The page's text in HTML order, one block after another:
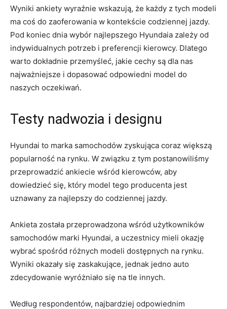
Wyniki ankiety ‍wyraźnie wskazują, że każdy z tych modeli
ma coś do zaoferowania w kontekście codziennej jazdy.
Pod koniec dnia wybór najlepszego Hyundaia zależy od
⁣indywidualnych potrzeb i preferencji kierowcy. Dlatego
warto dokładnie przemyśleć,⁣ jakie⁣ cechy są dla⁤ nas
najważniejsze i dopasować odpowiedni model‌ do
naszych oczekiwań.
Testy ⁢nadwozia ⁤i designu
Hyundai to marka samochodów zyskująca coraz większą
‍popularność na rynku. W związku z tym postanowiliśmy
przeprowadzić ankiecie wśród kierowców,‍ aby
dowiedzieć się, który model tego producenta jest
uznawany za najlepszy do codziennej jazdy.
Ankieta została przeprowadzona wśród użytkowników
samochodów marki Hyundai, a uczestnicy mieli‍ okazję
wybrać spośród różnych modeli dostępnych na rynku.⁣
Wyniki okazały się zaskakujące, jednak jedno auto
zdecydowanie ‍wyróżniało się na tle ⁢innych.
Według ⁤respondentów, najbardziej odpowiednim